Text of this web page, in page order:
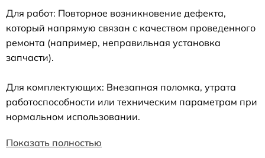
Для работ: Повторное возникновение дефекта,
который напрямую связан с качеством проведенного
ремонта (например, неправильная установка
запчасти).
Для комплектующих: Внезапная поломка, утрата
работоспособности или техническим параметрам при
нормальном использовании.
Показать полностью